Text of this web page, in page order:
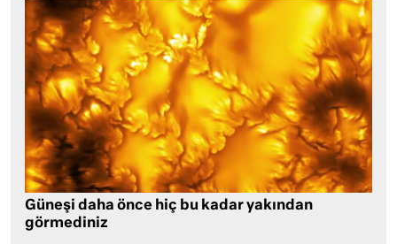
Güneşi daha önce hiç bu kadar yakından
görmediniz